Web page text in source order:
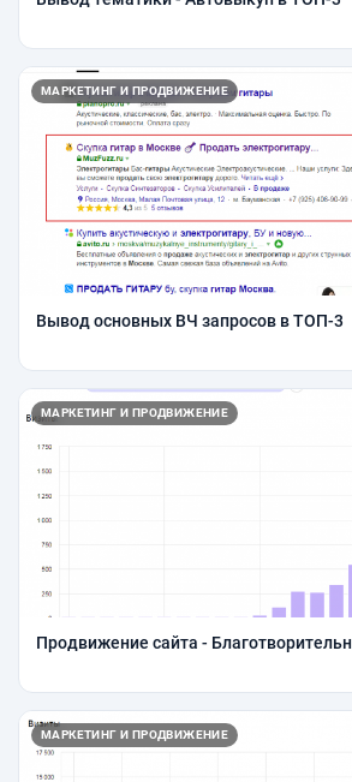
МАРКЕТИНГ И ПРОДВИЖЕНИЕ
Вывод основных ВЧ запросов в ТОП-3
МАРКЕТИНГ И ПРОДВИЖЕНИЕ
Продвижение сайта -
МАРКЕТИНГ И ПРОДВИЖЕНИЕ